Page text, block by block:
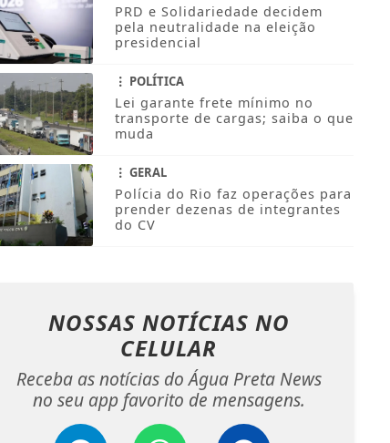
PRD e Solidariedade decidem
pela neutralidade na eleição
presidencial
POLÍTICA
Lei garante frete mínimo no
transporte de cargas; saiba o que
muda
GERAL
Polícia do Rio faz operações para
prender dezenas de integrantes
do CV
NOSSAS NOTÍCIAS NO
CELULAR
Receba as notícias do Água Preta News
no seu app favorito de mensagens.